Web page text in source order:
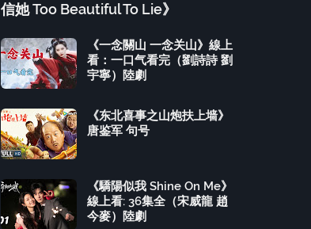
信她 Too Beautiful To Lie》
《一念關山 一念关山》線上
看：一口气看完（劉詩詩 劉
宇寧）陸劇
《东北喜事之山炮扶上墙》
唐鉴军 句号
《驕陽似我 Shine On Me》
線上看: 36集全（宋威龍 趙
今麥）陸劇